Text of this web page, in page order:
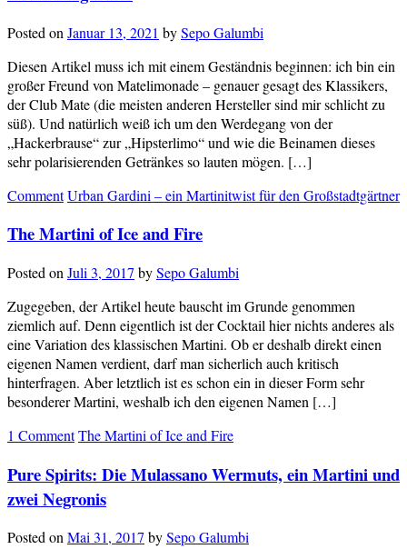
Posted on Januar 13, 2021 bySepo Galumbi
Diesen Artikel muss ich mit einem Geständnis beginnen: ich bin ein
großer Freund von Matelimonade – genauer gesagt des Klassikers,
der Club Mate (die meisten anderen Hersteller sind mir schlicht zu
süß). Und natürlich weiß ich um den Werdegang von der
„Hackerbrause“ zur „Hipsterlimo“ und wie die Beinamen dieses
sehr polarisierenden Getränkes so lauten mögen. […]
CommentUrban Gardini – ein Martinitwist für den Großstadtgärtner
The Martini of Ice and Fire
Posted on Juli 3, 2017 bySepo Galumbi
Zugegeben, der Artikel heute bauscht im Grunde genommen
ziemlich auf. Denn eigentlich ist der Cocktail hier nichts anderes als
eine Variation des klassischen Martini. Ob er deshalb direkt einen
eigenen Namen verdient, darf man sicherlich auch kritisch
hinterfragen. Aber letztlich ist es schon ein in dieser Form sehr
besonderer Martini, weshalb ich den eigenen Namen […]
1 CommentThe Martini of Ice and Fire
Pure Spirits: Die Mulassano Wermuts, ein Martini und
zwei Negronis
Posted onMai 31, 2017 bySepo Galumbi